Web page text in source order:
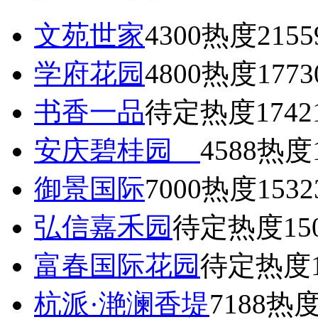
文苑世家4300热度
学府花园4800热度
书香一品待定热度
安庆碧桂园 4588热度
御景国际7000热度
弘信嘉禾园待定热度
富春国际花园待定热度
杭派·滟澜香堤7188热